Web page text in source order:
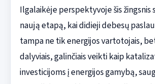
Ilgalaikėje perspektyvoje šis žingsnis
naują etapą, kai didieji debesų
tampa ne tik energijos vartotojais,
dalyviais, galinčiais veikti kaip
investicijoms į energijos gamybą,